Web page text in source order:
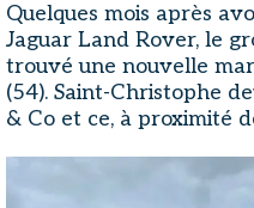
Quelques mois après
Jaguar Land Rover, le
trouvé une nouvelle
(54). Saint-Christophe
& Co et ce, à proximité